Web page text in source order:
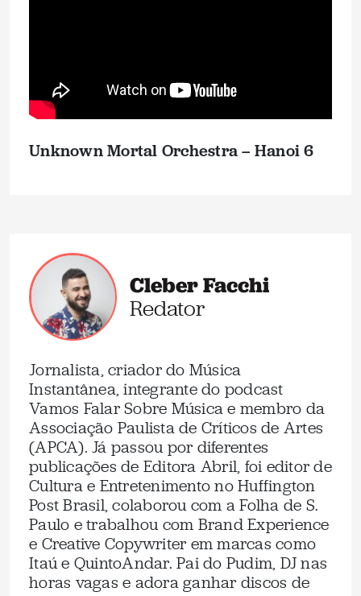
Unknown Mortal Orchestra – Hanoi 6
Cleber Facchi
Redator
Jornalista, criador do Música
Instantânea, integrante do podcast
Vamos Falar Sobre Música e membro da
Associação Paulista de Críticos de Artes
(APCA). Já passou por diferentes
publicações de Editora Abril, foi editor de
Cultura e Entretenimento no Huffington
Post Brasil, colaborou com a Folha de S.
Paulo e trabalhou com Brand Experience
e Creative Copywriter em marcas como
Itaú e QuintoAndar. Pai do Pudim, DJ nas
horas vagas e adora ganhar discos de